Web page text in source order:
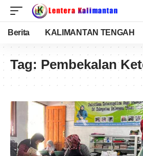
Berita KALIMANTAN TENGAH
Tag: Pembekalan